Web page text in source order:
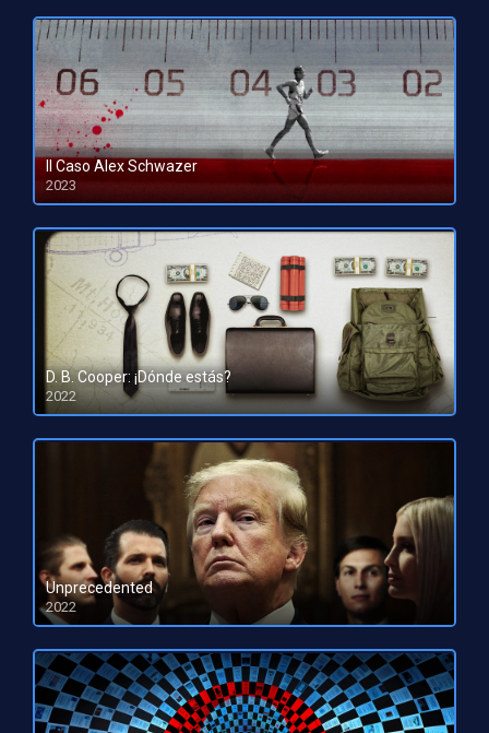
Il Caso Alex Schwazer
2023
HD 1080pHD 720p
D. B. Cooper: ¡Dónde estás?
2022
HD 1080pHD 720p
Unprecedented
2022
HD 1080pHD 720p